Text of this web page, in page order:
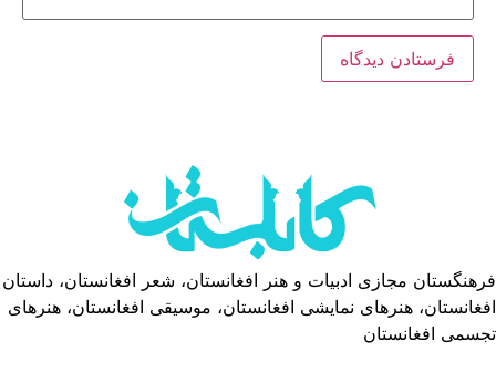
فرهنگستان مجازی ادبیات و هنر افغانستان، شعر افغانستان، داستان
افغانستان، هنرهای نمایشی افغانستان، موسیقی افغانستان، هنرهای
تجسمی افغانستان